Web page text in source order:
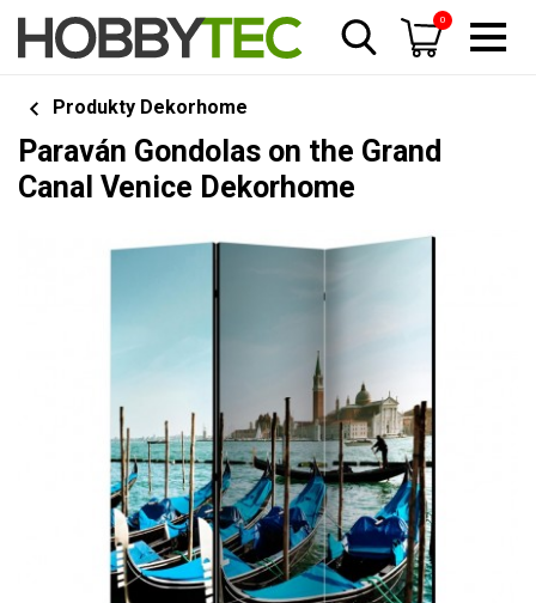
0
Produkty Dekorhome
Paraván Gondolas on the Grand
Canal Venice Dekorhome